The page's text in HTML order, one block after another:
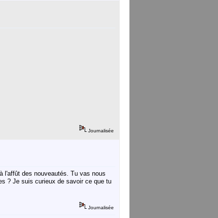
Journalisée
l'affût des nouveautés. Tu vas nous
? Je suis curieux de savoir ce que tu
Journalisée